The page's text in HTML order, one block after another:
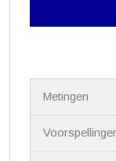
Metingen